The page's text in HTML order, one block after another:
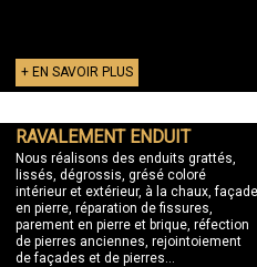
+ EN SAVOIR PLUS
RAVALEMENT ENDUIT
Nous réalisons des enduits grattés,
lissés, dégrossis, grésé coloré
intérieur et extérieur, à la chaux, façade
en pierre, réparation de fissures,
parement en pierre et brique, réfection
de pierres anciennes, rejointoiement
de façades et de pierres...